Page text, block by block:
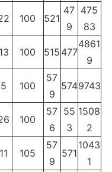
100 521
47
9
475
83
13 100 515 477
4861
9
5 100
57
9
5749743
100
57
6
55
3
1508
2
11 105
57
9
571
1043
1